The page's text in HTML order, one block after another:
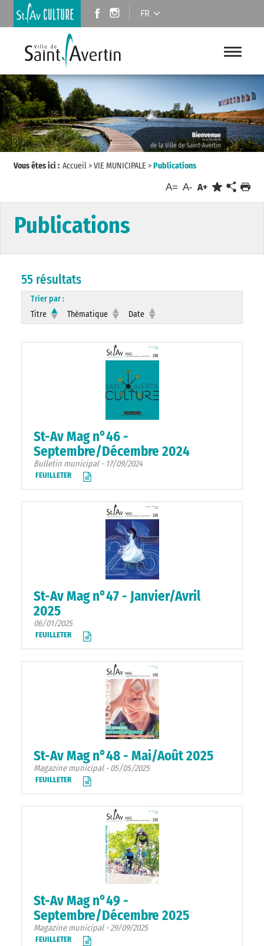
FR
Vous êtes ici : Accueil>VIE MUNICIPALE >Publications
A= A- A+
Publications
55 résultats
Trier par :
Titre
Thématique Date
St-Av Mag n°46 -
Septembre/Décembre 2024
Bulletin municipal - 17/09/2024
FEUILLETER
St-Av Mag n°47 - Janvier/Avril
2025
06/01/2025
FEUILLETER
St-Av Mag n°48 - Mai/Août 2025
Magazine municipal - 05/05/2025
FEUILLETER
St-Av Mag n°49 -
Septembre/Décembre 2025
Magazine municipal - 29/09/2025
FEUILLETER